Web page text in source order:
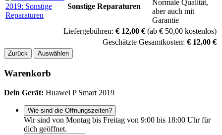
Sonstige Reparaturen
Normale Qualität,
aber auch mit
Garantie
Liefergebühren: € 12,00 € (ab € 50,00 kostenlos)
Geschätzte Gesamtkosten: € 12,00 €
Zurück Auswählen
Warenkorb
Dein Gerät: Huawei P Smart 2019
Wie sind die Öffnungszeiten?
Wir sind von Montag bis Freitag von 9:00 bis 18:00 Uhr für
dich geöffnet.